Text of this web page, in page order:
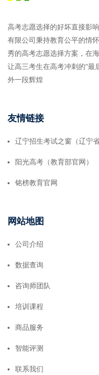
高考志愿选择的好坏直接影
有限公司秉持教育公平的情
秀的高考志愿选择方案，在
让高三考生在高考冲刺的“最
外一段辉煌
友情链接
辽宁招生考试之窗（辽宁
阳光高考（教育部官网）
铭榜教育官网
网站地图
公司介绍
数据查询
咨询师团队
培训课程
商品服务
智能评测
联系我们